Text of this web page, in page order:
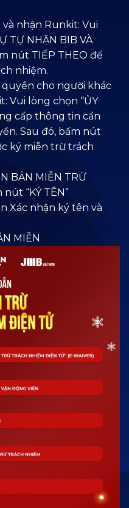
nhận Runkit: Vui
TỰ NHẬN BIB VÀ
nút TIẾP THEO để
nhiệm.
cho người khác
Vui lòng chọn “ỦY
cấp thông tin cần
Sau đó, bấm nút
ký miễn trừ trách
BẢN MIỄN TRỪ
“KÝ TÊN”
Xác nhận ký tên và
MIỄN